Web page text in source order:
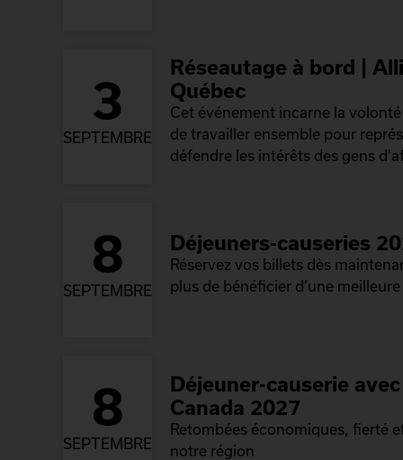
3
SEPTEMBRE
Réseautage à bord |
Québec
Cet événement incarne la
de travailler ensemble pour
défendre les intérêts des gens
8
SEPTEMBRE
Déjeuners-causeries
Réservez vos billets dès
plus de bénéficier d’une
8
SEPTEMBRE
Déjeuner-causerie
Canada 2027
Retombées économiques, fierté
notre région